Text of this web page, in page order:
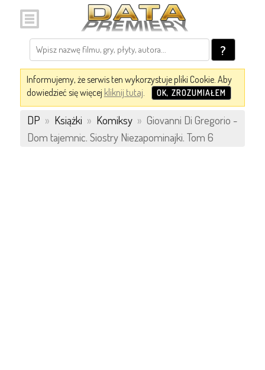
?
Informujemy, że serwis ten wykorzystuje pliki Cookie. Aby
dowiedzieć się więcej kliknij tutaj. OK, ZROZUMIAŁEM
DP » Książki » Komiksy » Giovanni Di Gregorio -
Dom tajemnic. Siostry Niezapominajki. Tom 6